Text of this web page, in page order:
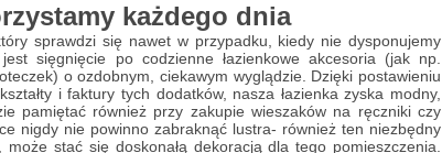
każdego dnia
sprawdzi się nawet w przypadku, kiedy nie dysponujemy
sięgnięcie po codzienne łazienkowe akcesoria (jak np.
o ozdobnym, ciekawym wyglądzie. Dzięki postawieniu
i faktury tych dodatków, nasza łazienka zyska modny,
pamiętać również przy zakupie wieszaków na ręczniki czy
nigdy nie powinno zabraknąć lustra- również ten niezbędny
stać się doskonałą dekoracją dla tego pomieszczenia.